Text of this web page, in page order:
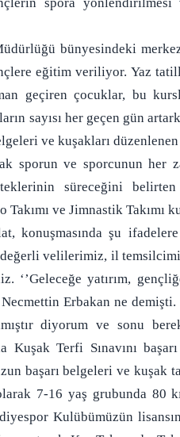
bünyesindeki
eğitim veriliyor. Yaz
geçiren çocuklar, bu
sayısı her geçen gün
ve kuşakları
sporun ve sporcunun her
süreceğini
Takımı ve Jimnastik Takımı
konuşmasında şu
değerli velilerimiz, il
‘’Geleceğe yatırım,
Erbakan ne
diyorum ve sonu
Kuşak Terfi Sınavını
başarı belgeleri ve kuşak
7-16 yaş grubunda 80
Kulübümüzün